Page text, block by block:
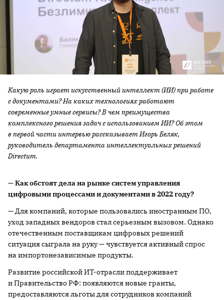
Какую роль играет искусственный интеллект (ИИ) при работе
с документами? На каких технологиях работают
современные умные сервисы? В чем преимущества
комплексного решения задач с использованием ИИ? Об этом
в первой части интервью рассказывает Игорь Беляк,
руководитель департамента интеллектуальных решений
Directum.
— Как обстоят дела на рынке систем управления
цифровыми процессами и документами в 2022 году?
— Для компаний, которые пользовались иностранным ПО,
уход западных вендоров стал серьезным вызовом. Однако
отечественным поставщикам цифровых решений
ситуация сыграла на руку — чувствуется активный спрос
на импортонезависимые продукты.
Развитие российской ИТ-отрасли поддерживает
и Правительство РФ: появляются новые гранты,
предоставляются льготы для сотрудников компаний